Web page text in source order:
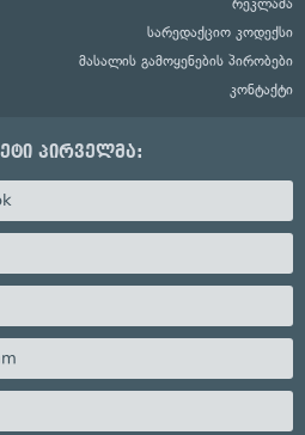
რეკლამა
სარედაქციო კოდექსი
მასალის გამოყენების პირობები
კონტაქტი
პირველმა: